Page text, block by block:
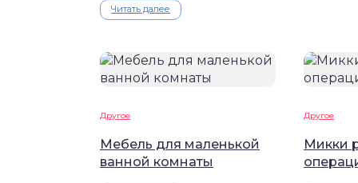
Читать далее
Другое
Мебель для маленькой
ванной комнаты
Другое
Микки